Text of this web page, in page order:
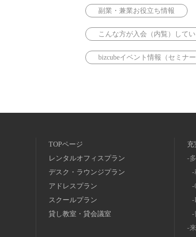
副業・兼業お役立ち情報
こんな方が入会（内覧）して
bizcubeイベント情報（セミナー
TOPページ
レンタルオフィスプラン
デスク・ラウンジプラン
アドレスプラン
スクールプラン
貸し教室・貸会議室
充